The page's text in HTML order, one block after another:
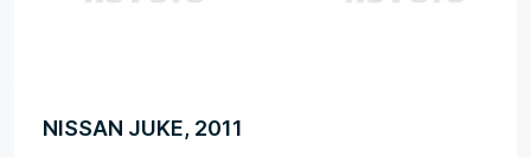
NISSAN JUKE, 2011